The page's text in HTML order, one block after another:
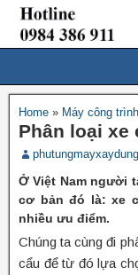
Home » Máy công trình
Phân loại xe
phutungmayxaydung
Ở Việt Nam người
cơ bản đó là: xe
nhiều ưu điểm.
Chúng ta cùng đi
cẩu để từ đó lựa